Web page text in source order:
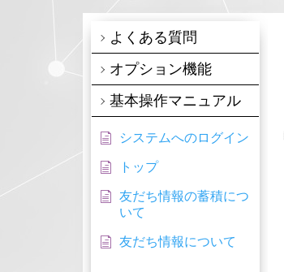
よくある質問
オプション機能
基本操作マニュアル
システムへのログイン
トップ
友だち情報の蓄積につ
いて
友だち情報について